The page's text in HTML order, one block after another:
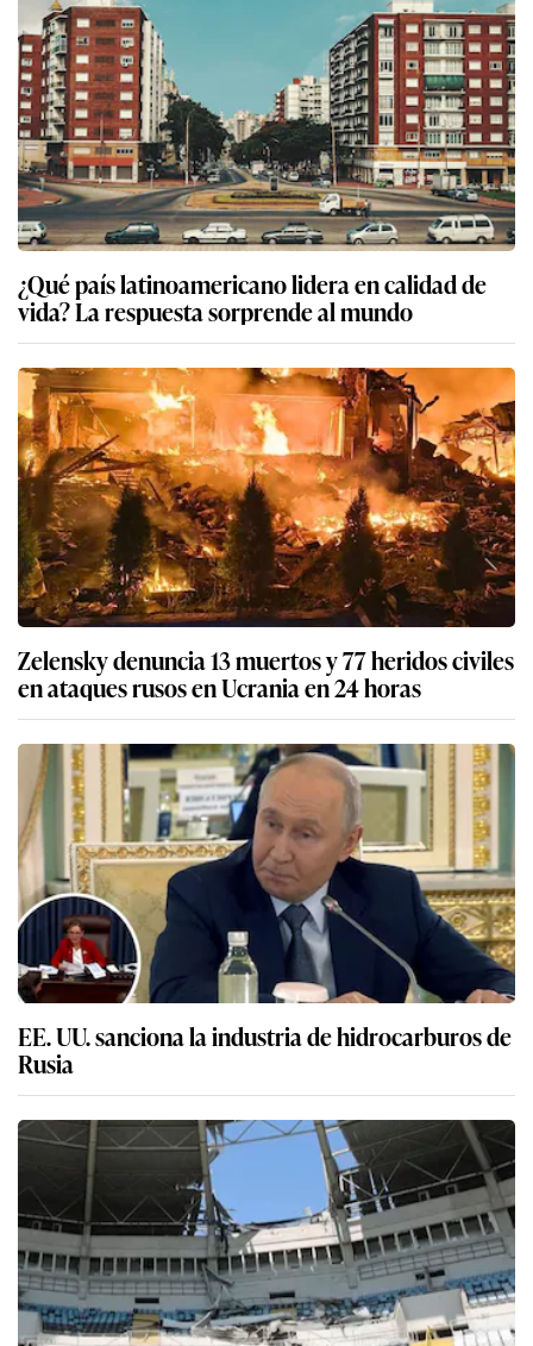
¿Qué país latinoamericano lidera en calidad de
vida? La respuesta sorprende al mundo
Zelensky denuncia 13 muertos y 77 heridos civiles
en ataques rusos en Ucrania en 24 horas
EE. UU. sanciona la industria de hidrocarburos de
Rusia